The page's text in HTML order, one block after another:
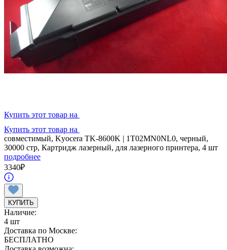
Купить этот товар на
Купить этот товар на
совместимый, Kyocera TK-8600K | 1T02MN0NL0, черный,
30000 стр, Картридж лазерный, для лазерного принтера, 4 шт
подробнее
3340₽
КУПИТЬ
Наличие:
4 шт
Доставка по Москве:
БЕСПЛАТНО